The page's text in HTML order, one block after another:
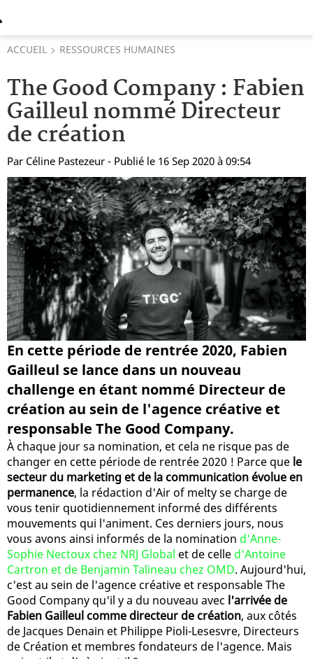
ACCUEIL RESSOURCES HUMAINES
The Good Company : Fabien
Gailleul nommé Directeur
de création
Par Céline Pastezeur - Publié le 16 Sep 2020 à 09:54
En cette période de rentrée 2020, Fabien
Gailleul se lance dans un nouveau
challenge en étant nommé Directeur de
création au sein de l'agence créative et
responsable The Good Company.
À chaque jour sa nomination, et cela ne risque pas de
changer en cette période de rentrée 2020 ! Parce que le
secteur du marketing et de la communication évolue en
permanence, la rédaction d'Air of melty se charge de
vous tenir quotidiennement informé des différents
mouvements qui l'animent. Ces derniers jours, nous
vous avons ainsi informés de la nomination d'Anne-
Sophie Nectoux chez NRJ Global et de celle d'Antoine
Cartron et de Benjamin Talineau chez OMD. Aujourd'hui,
c'est au sein de l'agence créative et responsable The
Good Company qu'il y a du nouveau avec l'arrivée de
Fabien Gailleul comme directeur de création, aux côtés
de Jacques Denain et Philippe Pioli-Lesesvre, Directeurs
de Création et membres fondateurs de l'agence. Mais